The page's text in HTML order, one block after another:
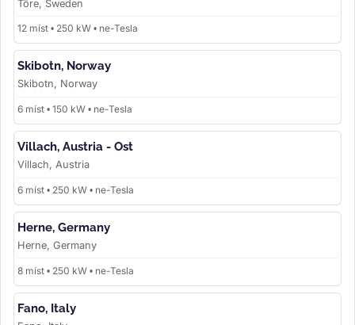
Töre, Sweden
12 míst • 250 kW • ne-Tesla
Skibotn, Norway
Skibotn, Norway
6 míst • 150 kW • ne-Tesla
Villach, Austria - Ost
Villach, Austria
6 míst • 250 kW • ne-Tesla
Herne, Germany
Herne, Germany
8 míst • 250 kW • ne-Tesla
Fano, Italy